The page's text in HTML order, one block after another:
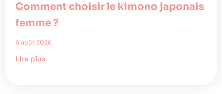
Comment choisir le kimono japonais
femme ?
6 août 2026
Lire plus